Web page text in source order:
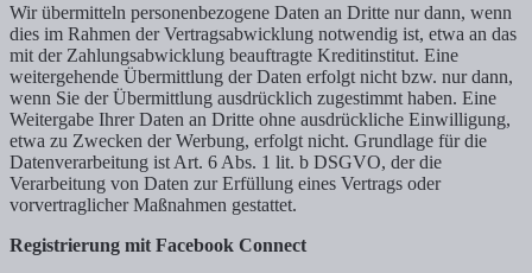
Wir übermitteln personenbezogene Daten an Dritte nur dann, wenn
dies im Rahmen der Vertragsabwicklung notwendig ist, etwa an das
mit der Zahlungsabwicklung beauftragte Kreditinstitut. Eine
weitergehende Übermittlung der Daten erfolgt nicht bzw. nur dann,
wenn Sie der Übermittlung ausdrücklich zugestimmt haben. Eine
Weitergabe Ihrer Daten an Dritte ohne ausdrückliche Einwilligung,
etwa zu Zwecken der Werbung, erfolgt nicht. Grundlage für die
Datenverarbeitung ist Art. 6 Abs. 1 lit. b DSGVO, der die
Verarbeitung von Daten zur Erfüllung eines Vertrags oder
vorvertraglicher Maßnahmen gestattet.
Registrierung mit Facebook Connect